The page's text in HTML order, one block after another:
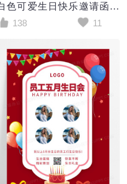
白色可爱生日快乐邀请函UI手机海报生日海报设计
138
11